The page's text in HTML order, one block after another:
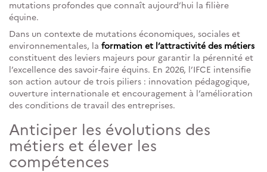
mutations profondes que connaît aujourd’hui la filière
équine.
Dans un contexte de mutations économiques, sociales et
environnementales, la formation et l’attractivité des métiers
constituent des leviers majeurs pour garantir la pérennité et
l’excellence des savoir-faire équins. En 2026, l’IFCE intensifie
son action autour de trois piliers : innovation pédagogique,
ouverture internationale et encouragement à l’amélioration
des conditions de travail des entreprises.
Anticiper les évolutions des
métiers et élever les
compétences